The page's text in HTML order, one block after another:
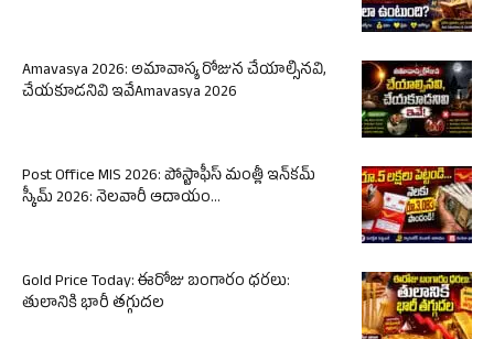
Amavasya 2026: అమావాస్య రోజున చేయాల్సినవి,
చేయకూడనివి ఇవేAmavasya 2026
Post Office MIS 2026: పోస్టాఫీస్ మంత్లీ ఇన్‌కమ్
స్కీమ్ 2026: నెలవారీ ఆదాయం...
Gold Price Today: ఈరోజు బంగారం ధరలు:
తులానికి భారీ తగ్గుదల